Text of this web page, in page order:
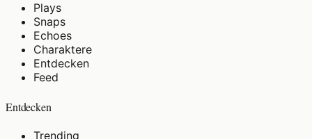
Plays
Snaps
Echoes
Charaktere
Entdecken
Feed
Entdecken
Trending